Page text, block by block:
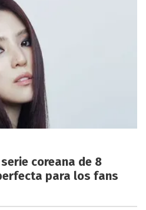
coreana de 8
para los fans